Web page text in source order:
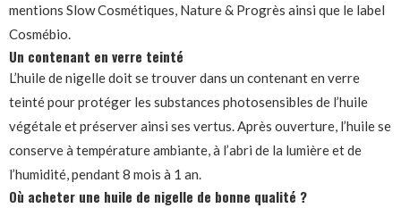
mentions Slow Cosmétiques, Nature & Progrès ainsi que le label
Cosmébio.
Un contenant en verre teinté
L’huile de nigelle doit se trouver dans un contenant en verre
teinté pour protéger les substances photosensibles de l’huile
végétale et préserver ainsi ses vertus. Après ouverture, l’huile se
conserve à température ambiante, à l’abri de la lumière et de
l’humidité, pendant 8 mois à 1 an.
Où acheter une huile de nigelle de bonne qualité ?